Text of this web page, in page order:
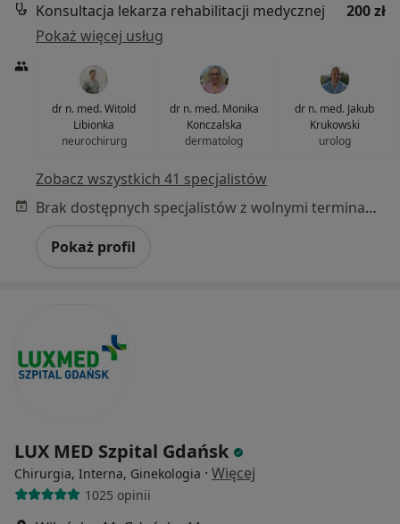
Konsultacja lekarza rehabilitacji medycznej
200 zł
Pokaż więcej usług
dr n. med. Witold
Libionka
neurochirurg
dr n. med. Monika
Konczalska
dermatolog
dr n. med. Jakub
Krukowski
urolog
Zobacz wszystkich 41 specjalistów
Brak dostępnych specjalistów z wolnymi terminami w tym centrum medycznym.
Pokaż profil
LUX MED Szpital Gdańsk
Chirurgia, Interna, Ginekologia · Więcej
1025 opinii